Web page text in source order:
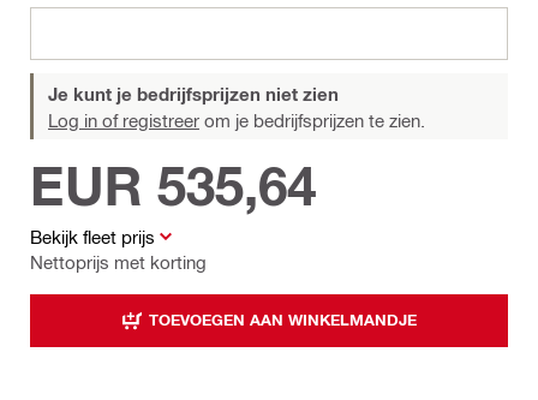
Je kunt je bedrijfsprijzen niet zien
Log in of registreer om je bedrijfsprijzen te zien.
Bekijk fleet prijs
Nettoprijs met korting
EUR 535,64
TOEVOEGEN AAN WINKELMANDJE